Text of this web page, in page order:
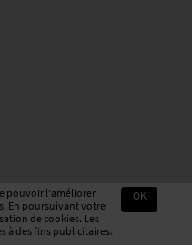
pouvoir l'améliorer
En poursuivant votre
de cookies. Les
à des fins publicitaires.
OK